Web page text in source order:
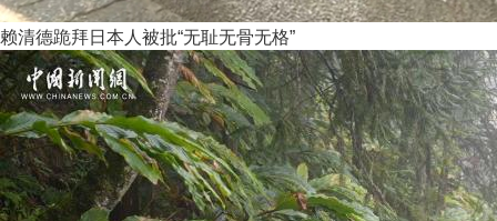
赖清德跪拜日本人被批“无耻无骨无格”